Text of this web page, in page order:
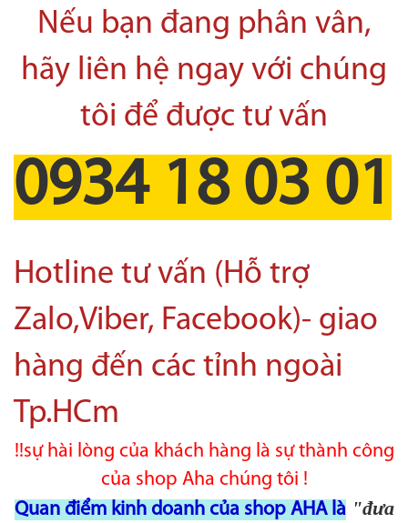
Nếu bạn đang phân vân,
hãy liên hệ ngay với chúng
tôi để được tư vấn
0934 18 03 01
Hotline tư vấn (Hỗ trợ
Zalo,Viber, Facebook)- giao
hàng đến các tỉnh ngoài
Tp.HCm
!!sự hài lòng của khách hàng là sự thành công
của shop Aha chúng tôi !
Quan điểm kinh doanh của shop AHA là "đưa